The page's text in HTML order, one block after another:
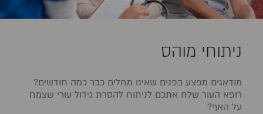
ניתוחי מוהס
מודאגים מפצע בפנים שאינו מחלים כבר כמה חודשים?
רופא העור שלח אתכם לניתוח להסרת גידול עורי שצמח
על האף?